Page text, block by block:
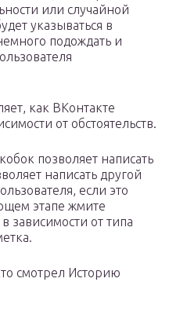
или случайной
указываться в
подождать и
как ВКонтакте
от обстоятельств.
позволяет написать
написать другой
если это
этапе жмите
зависимости от типа
смотрел Историю